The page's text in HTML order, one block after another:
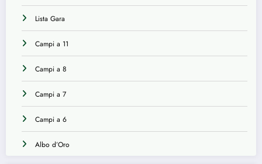
Lista Gara
Campi a 11
Campi a 8
Campi a 7
Campi a 6
Albo d’Oro